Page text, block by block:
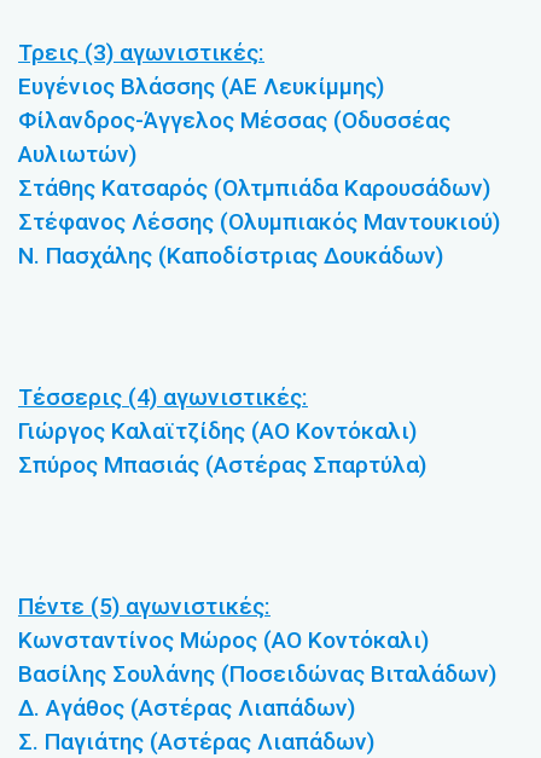
Τρεις (3) αγωνιστικές:
Ευγένιος Βλάσσης (ΑΕ Λευκίμμης)
Φίλανδρος-Άγγελος Μέσσας (Οδυσσέας
Αυλιωτών)
Στάθης Κατσαρός (Ολτμπιάδα Καρουσάδων)
Στέφανος Λέσσης (Ολυμπιακός Μαντουκιού)
Ν. Πασχάλης (Καποδίστριας Δουκάδων)
Τέσσερις (4) αγωνιστικές:
Γιώργος Καλαϊτζίδης (ΑΟ Κοντόκαλι)
Σπύρος Μπασιάς (Αστέρας Σπαρτύλα)
Πέντε (5) αγωνιστικές:
Κωνσταντίνος Μώρος (ΑΟ Κοντόκαλι)
Βασίλης Σουλάνης (Ποσειδώνας Βιταλάδων)
Δ. Αγάθος (Αστέρας Λιαπάδων)
Σ. Παγιάτης (Αστέρας Λιαπάδων)